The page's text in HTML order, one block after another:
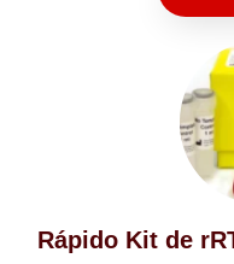
Rápido Kit de